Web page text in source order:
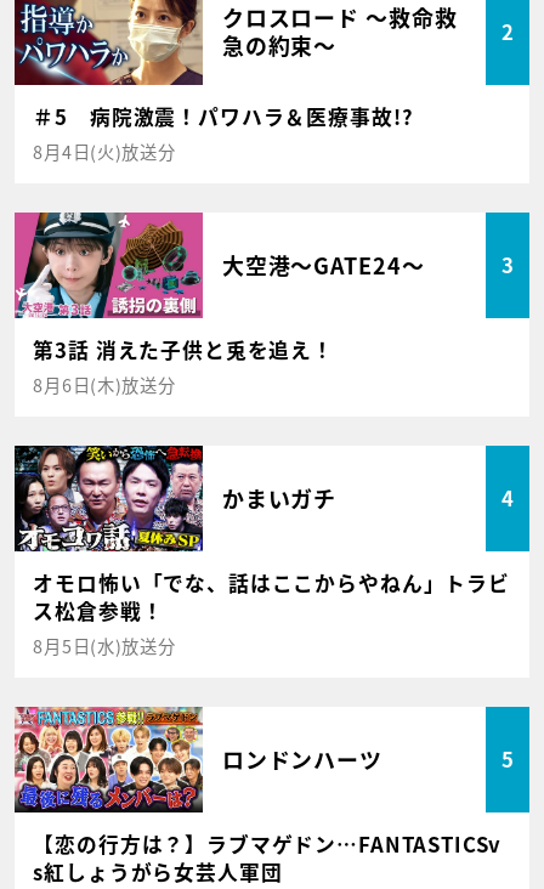
クロスロード ～救命救
急の約束～
2
＃5 病院激震！パワハラ＆医療事故!?
8月4日(火)放送分
大空港～GATE24～ 3
第3話 消えた子供と兎を追え！
8月6日(木)放送分
かまいガチ 4
オモロ怖い「でな、話はここからやねん」トラビ
ス松倉参戦！
8月5日(水)放送分
ロンドンハーツ 5
【恋の行方は？】ラブマゲドン…FANTASTICSv
s紅しょうがら女芸人軍団